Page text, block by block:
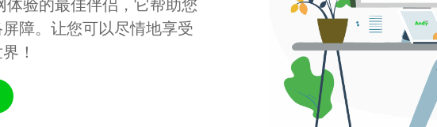
障。让您可以尽情地享受
！